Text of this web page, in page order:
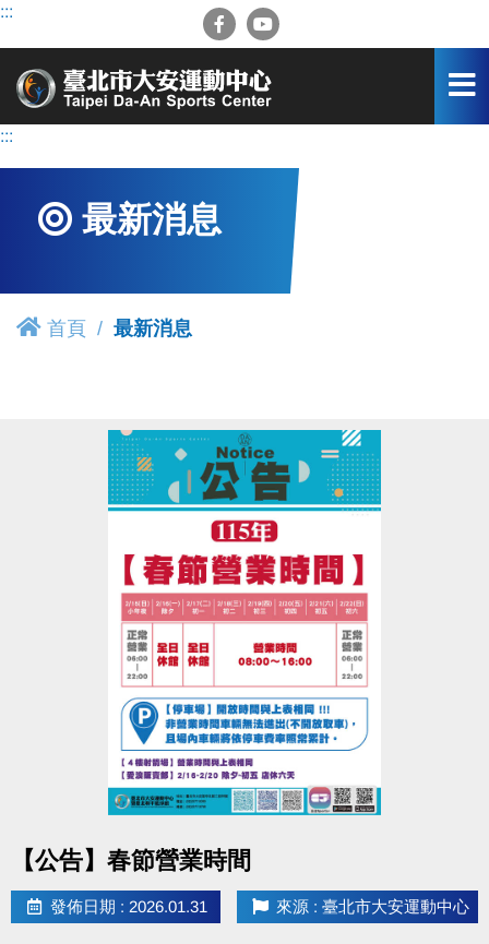
跳
容
:::
:::
最新消息
首頁 最新消息
【公告】春節營業時間
發佈日期 : 2026.01.31 來源 : 臺北市大安運動中心